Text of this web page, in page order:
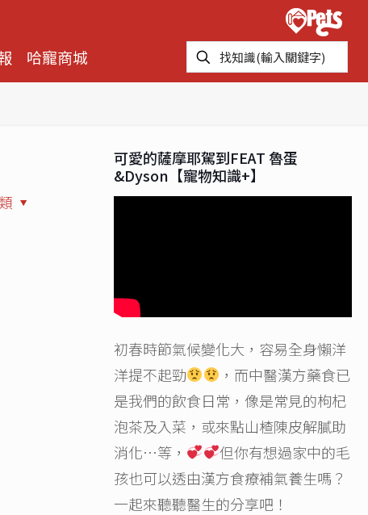
哈寵商城
可愛的薩摩耶駕到FEAT 魯蛋
&Dyson【寵物知識+】
初春時節氣候變化大，容易全身懶洋
洋提不起勁
，而中醫漢方藥食已
是我們的飲食日常，像是常見的枸杞
泡茶及入菜，或來點山楂陳皮解膩助
消化…等，
但你有想過家中的毛
孩也可以透由漢方食療補氣養生嗎？
一起來聽聽醫生的分享吧！